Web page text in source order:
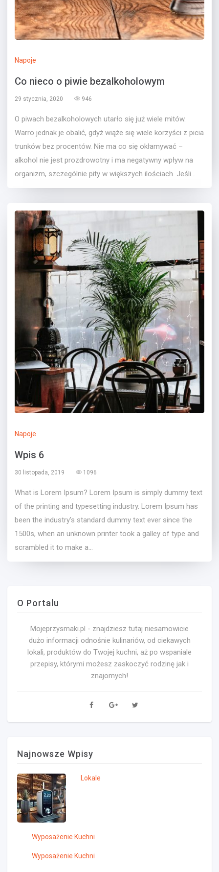
Napoje
Co nieco o piwie bezalkoholowym
29 stycznia, 2020 946
O piwach bezalkoholowych utarło się już wiele mitów.
Warro jednak je obalić, gdyż wiąże się wiele korzyści z picia
trunków bez procentów. Nie ma co się okłamywać –
alkohol nie jest prozdrowotny i ma negatywny wpływ na
organizm, szczególnie pity w większych ilościach. Jeśli...
Napoje
Wpis 6
30 listopada, 2019 1096
What is Lorem Ipsum? Lorem Ipsum is simply dummy text
of the printing and typesetting industry. Lorem Ipsum has
been the industry’s standard dummy text ever since the
1500s, when an unknown printer took a galley of type and
scrambled it to make a...
O Portalu
Mojeprzysmaki.pl - znajdziesz tutaj niesamowicie
dużo informacji odnośnie kulinariów, od ciekawych
lokali, produktów do Twojej kuchni, aż po wspaniale
przepisy, którymi możesz zaskoczyć rodzinę jak i
znajomych!
Najnowsze Wpisy
Lokale
Wyposażenie Kuchni
Wyposażenie Kuchni